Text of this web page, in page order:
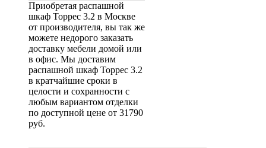
Приобретая распашной
шкаф Торрес 3.2 в Москве
от производителя, вы так же
можете недорого заказать
доставку мебели домой или
в офис. Мы доставим
распашной шкаф Торрес 3.2
в кратчайшие сроки в
целости и сохранности с
любым вариантом отделки
по доступной цене от 31790
руб.